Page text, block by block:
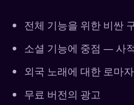
전체 기능을 위한 비싼
소셜 기능에 중점 — 사
외국 노래에 대한 로마
무료 버전의 광고